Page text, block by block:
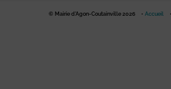
© Mairie d'Agon-Coutainville 2026 Accueil